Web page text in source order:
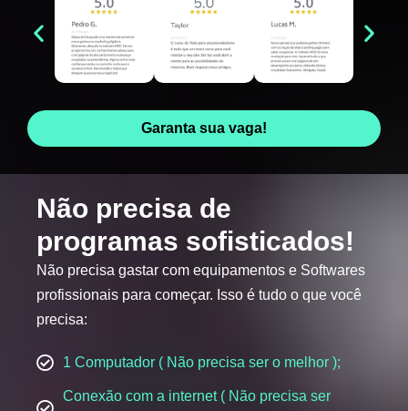
Garanta sua vaga!
Não precisa de
programas sofisticados!
Não precisa gastar com equipamentos e Softwares
profissionais para começar. Isso é tudo o que você
precisa:
1 Computador ( Não precisa ser o melhor );
Conexão com a internet ( Não precisa ser